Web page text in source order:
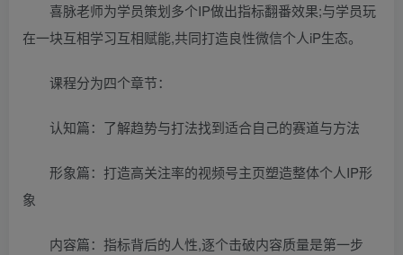
喜脉老师为学员策划多个IP做出指标翻番效果;与学员玩
在一块互相学习互相赋能,共同打造良性微信个人iP生态。
课程分为四个章节：
认知篇：了解趋势与打法找到适合自己的赛道与方法
形象篇：打造高关注率的视频号主页塑造整体个人IP形
象
内容篇：指标背后的人性,逐个击破内容质量是第一步